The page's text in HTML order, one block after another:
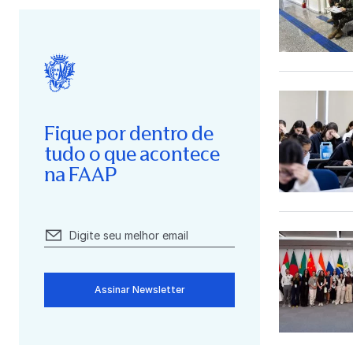
Fique por dentro de
tudo o que acontece
na FAAP
Assinar Newsletter